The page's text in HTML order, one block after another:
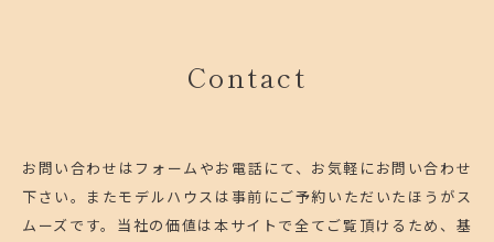
Contact
お問い合わせはフォームやお電話にて、お気軽にお問い合わせ
下さい。 またモデルハウスは事前にご予約いただいたほうがス
ムーズです。 当社の価値は本サイトで全てご覧頂けるため、基